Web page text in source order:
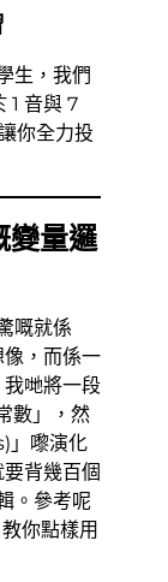
生，我們
1 音與 7
你全力投
變量邏
嘅就係
像，而係一
哋將一段
數」，然
」嚟演化
背幾百個
。參考呢
教你點樣用